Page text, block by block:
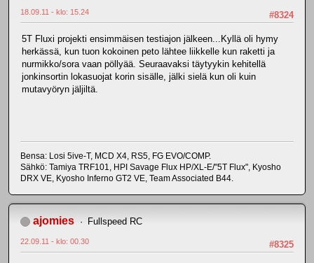
#8324
18.09.11 - klo: 15.24
5T Fluxi projekti ensimmäisen testiajon jälkeen...Kyllä oli hymy
herkässä, kun tuon kokoinen peto lähtee liikkelle kun raketti ja
nurmikko/sora vaan pöllyää. Seuraavaksi täytyykin kehitellä
jonkinsortin lokasuojat korin sisälle, jälki sielä kun oli kuin
mutavyöryn jäljiltä.
Bensa: Losi 5ive-T, MCD X4, RS5, FG EVO/COMP.
Sähkö: Tamiya TRF101, HPI Savage Flux HP/XL-E/"5T Flux", Kyosho
DRX VE, Kyosho Inferno GT2 VE, Team Associated B44.
ajomies Fullspeed RC
#8325
22.09.11 - klo: 00.30